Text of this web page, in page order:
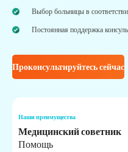
Выбор больницы в
Постоянная поддержка
Проконсультируйтесь сейчас
Наши преимущества
Медицинский советник
Помощь